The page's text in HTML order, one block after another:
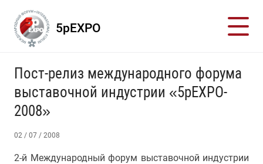
5pEXPO
Пост-релиз международного форума
выставочной индустрии «5рEXPO-
2008»
02 / 07 / 2008
2-й Международный форум выставочной индустрии